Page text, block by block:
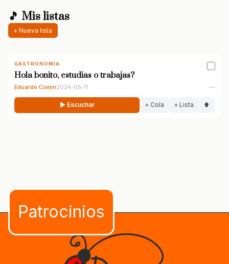
🎵 Mis listas
+ Nueva lista
GASTRONOMÍA
Hola bonito, estudias o trabajas?
Eduardo Comín2024-05-11 —
▶ Escuchar + Cola + Lista ⬆